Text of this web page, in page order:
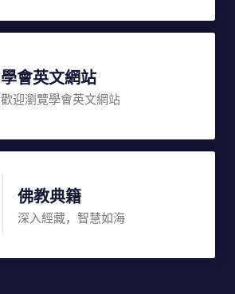
學會英文網站
歡迎瀏覽學會英文網站
佛教典籍
深入經藏，智慧如海